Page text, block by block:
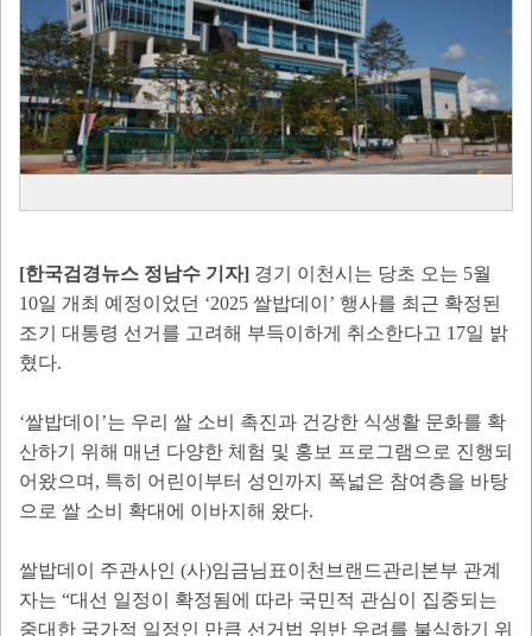
[한국검경뉴스 정남수 기자] 경기 이천시는 당초 오는 5월
10일 개최 예정이었던 ‘2025 쌀밥데이’ 행사를 최근 확정된
조기 대통령 선거를 고려해 부득이하게 취소한다고 17일 밝
혔다.
‘쌀밥데이’는 우리 쌀 소비 촉진과 건강한 식생활 문화를 확
산하기 위해 매년 다양한 체험 및 홍보 프로그램으로 진행되
어왔으며, 특히 어린이부터 성인까지 폭넓은 참여층을 바탕
으로 쌀 소비 확대에 이바지해 왔다.
쌀밥데이 주관사인 (사)임금님표이천브랜드관리본부 관계
자는 “대선 일정이 확정됨에 따라 국민적 관심이 집중되는
중대한 국가적 일정인 만큼 선거법 위반 우려를 불식하기 위